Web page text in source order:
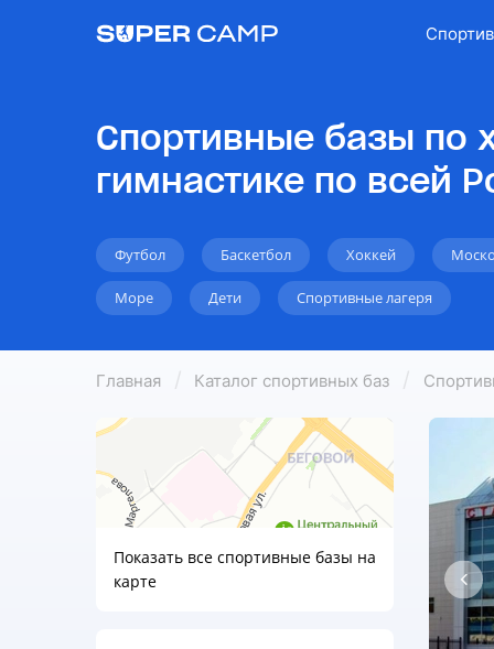
Спортивные базы по
гимнастике по всей
Футбол Баскетбол Хоккей
Море Дети Спортивные лагеря
Главная Каталог спортивных баз
Показать все спортивные базы на
карте